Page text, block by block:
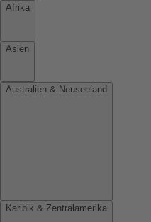
Afrika
Asien
Australien & Neuseeland
Karibik & Zentralamerika